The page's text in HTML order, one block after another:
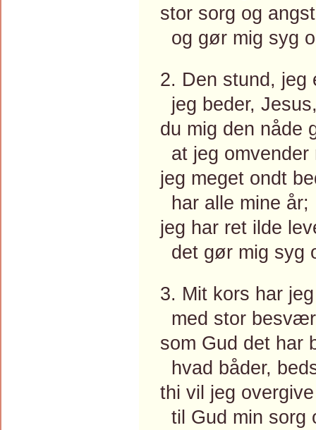
stor sorg og
og gør mig syg
2. Den stund, jeg
jeg beder,
du mig den nåde
at jeg omvender
jeg meget ondt
har alle mine år;
jeg har ret ilde
det gør mig syg
3. Mit kors har
med stor
som Gud det har
hvad båder,
thi vil jeg overgive
til Gud min sorg